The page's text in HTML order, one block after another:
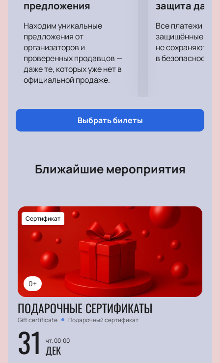
гитаре. Теперь эти два разных музыкальных мира
собрались на сцене Crocus City Hall в Москве, чтобы
творить очередные популярные шедевры.
предложения
Находим уникальные
предложения от
организаторов и
проверенных продавцов —
даже те, которых уже нет в
официальной продаже.
защита
Все платежи
защищённые
не сохраняются
в безопасности.
Выбрать билеты
Ближайшие мероприятия
0+
Сертификат
ПОДАРОЧНЫЕ СЕРТИФИКАТЫ
Gift certificate Подарочный сертификат
31 чт, 00:00
ДЕК